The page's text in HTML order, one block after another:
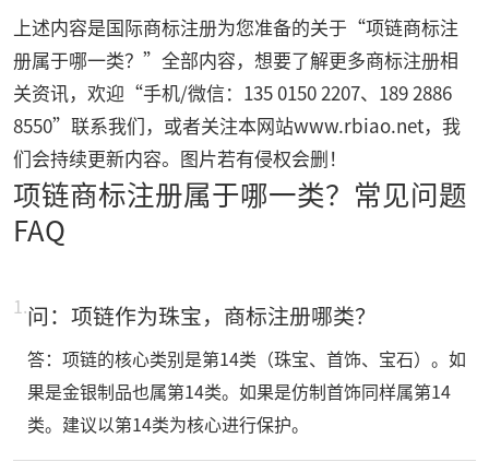
上述内容是国际商标注册为您准备的关于“项链商标注
册属于哪一类？”全部内容，想要了解更多商标注册相
关资讯，欢迎“手机/微信：135 0150 2207、189 2886
8550”联系我们，或者关注本网站www.rbiao.net，我
们会持续更新内容。图片若有侵权会删！
项链商标注册属于哪一类？常见问题
FAQ
1.问：项链作为珠宝，商标注册哪类？
答：项链的核心类别是第14类（珠宝、首饰、宝石）。如
果是金银制品也属第14类。如果是仿制首饰同样属第14
类。建议以第14类为核心进行保护。